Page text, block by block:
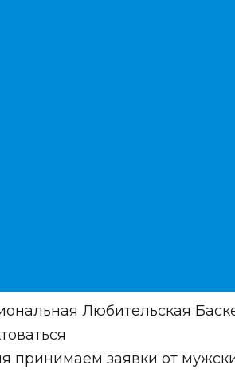
Любительская
принимаем заявки от